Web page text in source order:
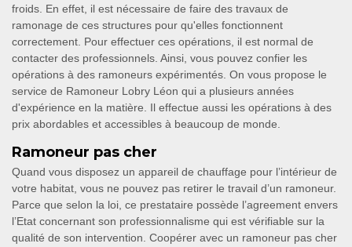
froids. En effet, il est nécessaire de faire des travaux de
ramonage de ces structures pour qu'elles fonctionnent
correctement. Pour effectuer ces opérations, il est normal de
contacter des professionnels. Ainsi, vous pouvez confier les
opérations à des ramoneurs expérimentés. On vous propose le
service de Ramoneur Lobry Léon qui a plusieurs années
d'expérience en la matière. Il effectue aussi les opérations à des
prix abordables et accessibles à beaucoup de monde.
Ramoneur pas cher
Quand vous disposez un appareil de chauffage pour l’intérieur de
votre habitat, vous ne pouvez pas retirer le travail d’un ramoneur.
Parce que selon la loi, ce prestataire possède l’agreement envers
l’Etat concernant son professionnalisme qui est vérifiable sur la
qualité de son intervention. Coopérer avec un ramoneur pas cher